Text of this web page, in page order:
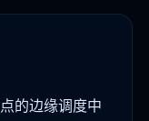
的边缘调度中